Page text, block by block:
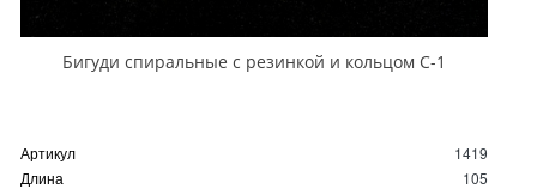
Бигуди спиральные с резинкой и кольцом С-1
Артикул
1419
Длина
105